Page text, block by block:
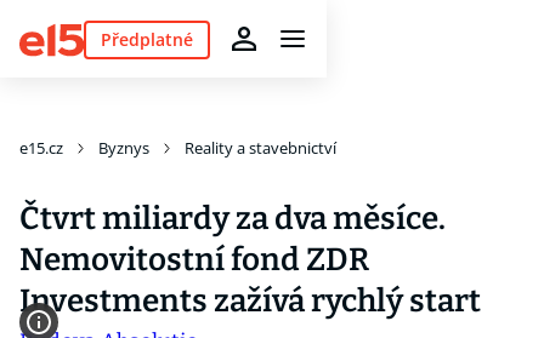
Předplatné
e15.cz Byznys Reality a stavebnictví
Čtvrt miliardy za dva měsíce.
Nemovitostní fond ZDR
Investments zažívá rychlý start